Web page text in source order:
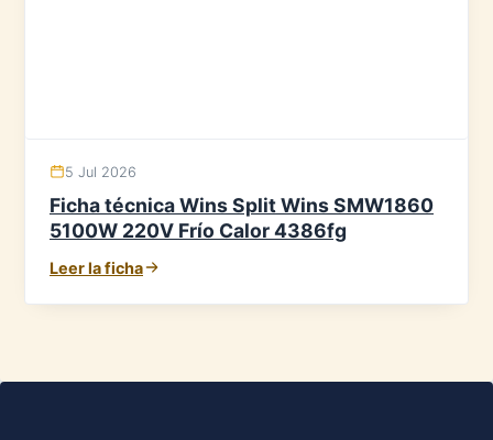
5 Jul 2026
Ficha técnica Wins Split Wins SMW1860
5100W 220V Frío Calor 4386fg
Leer la ficha